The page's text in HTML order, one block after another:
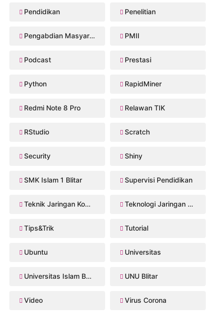
Pendidikan Penelitian
Pengabdian Masyarakat PMII
Podcast Prestasi
Python RapidMiner
Redmi Note 8 Pro Relawan TIK
RStudio Scratch
Security Shiny
SMK Islam 1 Blitar Supervisi Pendidikan
Teknik Jaringan Komputer dan Telekomunikasi Teknologi Jaringan Kabel dan Nirkabel
Tips&Trik Tutorial
Ubuntu Universitas
Universitas Islam Balitar UNU Blitar
Video Virus Corona